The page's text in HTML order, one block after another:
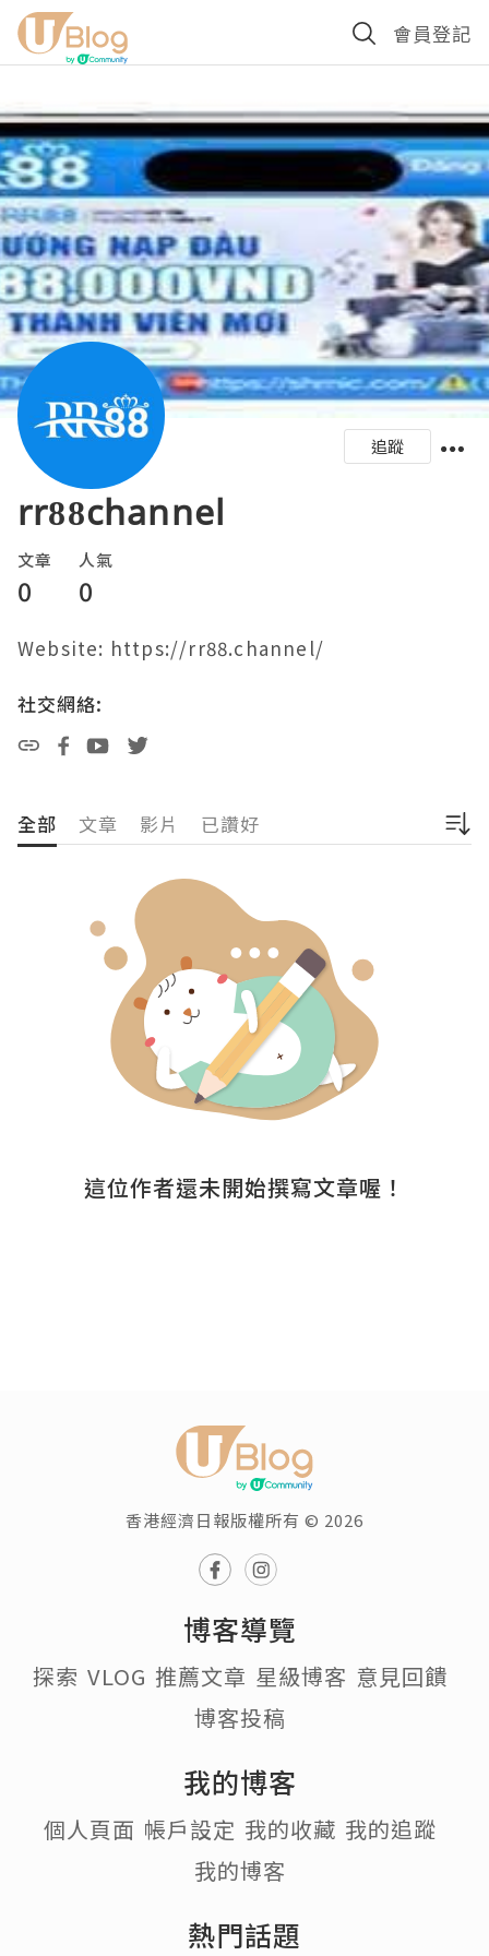
會員登記
追蹤
rr88channel
文章
0
人氣
0
Website: https://rr88.channel/
社交網絡:
全部 文章 影片 已讚好
這位作者還未開始撰寫文章喔！
香港經濟日報版權所有 © 2026
博客導覽
探索 VLOG 推薦文章 星級博客 意見回饋
博客投稿
我的博客
個人頁面 帳戶設定 我的收藏 我的追蹤
我的博客
熱門話題